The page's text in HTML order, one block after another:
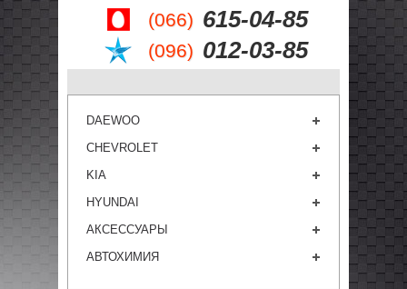
(066) 615-04-85
(096) 012-03-85
DAEWOO
CHEVROLET
KIA
HYUNDAI
АКСЕССУАРЫ
АВТОХИМИЯ